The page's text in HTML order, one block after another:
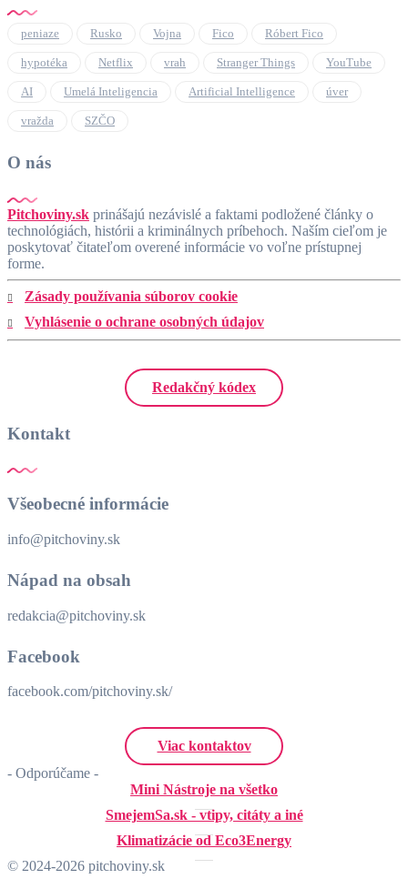
peniaze Rusko Vojna Fico Róbert Fico
hypotéka Netflix vrah Stranger Things YouTube
AI Umelá Inteligencia Artificial Intelligence úver
vražda SZČO
O nás
Pitchoviny.sk prinášajú nezávislé a faktami podložené články o
technológiách, histórii a kriminálnych príbehoch. Naším cieľom je
poskytovať čitateľom overené informácie vo voľne prístupnej
forme.
Zásady používania súborov cookie
Vyhlásenie o ochrane osobných údajov
Redakčný kódex
Kontakt
Všeobecné informácie
info@pitchoviny.sk
Nápad na obsah
redakcia@pitchoviny.sk
Facebook
facebook.com/pitchoviny.sk/
Viac kontaktov
- Odporúčame -
Mini Nástroje na všetko
SmejemSa.sk - vtipy, citáty a iné
Klimatizácie od Eco3Energy
© 2024-2026 pitchoviny.sk